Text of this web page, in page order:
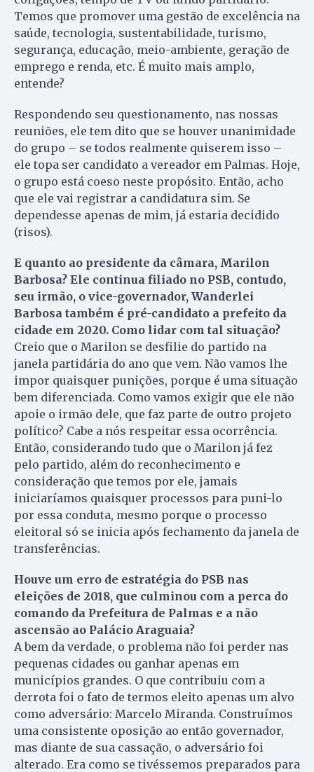
Temos que promover uma gestão de excelência na
saúde, tecnologia, sustentabilidade, turismo,
segurança, educação, meio-ambiente, geração de
emprego e renda, etc. É muito mais amplo,
entende?
Respondendo seu questionamento, nas nossas
reuniões, ele tem dito que se houver unanimidade
do grupo – se todos realmente quiserem isso –
ele topa ser candidato a vereador em Palmas. Hoje,
o grupo está coeso neste propósito. Então, acho
que ele vai registrar a candidatura sim. Se
dependesse apenas de mim, já estaria decidido
(risos).
E quanto ao presidente da câmara, Marilon
Barbosa? Ele continua filiado no PSB, contudo,
seu irmão, o vice-governador, Wanderlei
Barbosa também é pré-candidato a prefeito da
cidade em 2020. Como lidar com tal situação?
Creio que o Marilon se desfilie do partido na
janela partidária do ano que vem. Não vamos lhe
impor quaisquer punições, porque é uma situação
bem diferenciada. Como vamos exigir que ele não
apoie o irmão dele, que faz parte de outro projeto
político? Cabe a nós respeitar essa ocorrência.
Então, considerando tudo que o Marilon já fez
pelo partido, além do reconhecimento e
consideração que temos por ele, jamais
iniciaríamos quaisquer processos para puni-lo
por essa conduta, mesmo porque o processo
eleitoral só se inicia após fechamento da janela de
transferências.
Houve um erro de estratégia do PSB nas
eleições de 2018, que culminou com a perca do
comando da Prefeitura de Palmas e a não
ascensão ao Palácio Araguaia?
A bem da verdade, o problema não foi perder nas
pequenas cidades ou ganhar apenas em
municípios grandes. O que contribuiu com a
derrota foi o fato de termos eleito apenas um alvo
como adversário: Marcelo Miranda. Construímos
uma consistente oposição ao então governador,
mas diante de sua cassação, o adversário foi
alterado. Era como se tivéssemos preparados para